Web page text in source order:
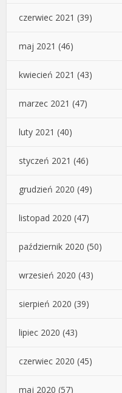
czerwiec 2021 (39)
maj 2021 (46)
kwiecień 2021 (43)
marzec 2021 (47)
luty 2021 (40)
styczeń 2021 (46)
grudzień 2020 (49)
listopad 2020 (47)
październik 2020 (50)
wrzesień 2020 (43)
sierpień 2020 (39)
lipiec 2020 (43)
czerwiec 2020 (45)
maj 2020 (57)